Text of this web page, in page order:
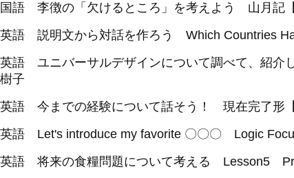
語 李徴の「欠けるところ」を考えよう 山月記
語 説明文から対話を作ろう Which Countries
語 ユニバーサルデザインについて調べて、紹介
子
語 今までの経験について話そう！ 現在完了形
語 Let's introduce my favorite 〇〇〇 Logic
語 将来の食糧問題について考える Lesson5